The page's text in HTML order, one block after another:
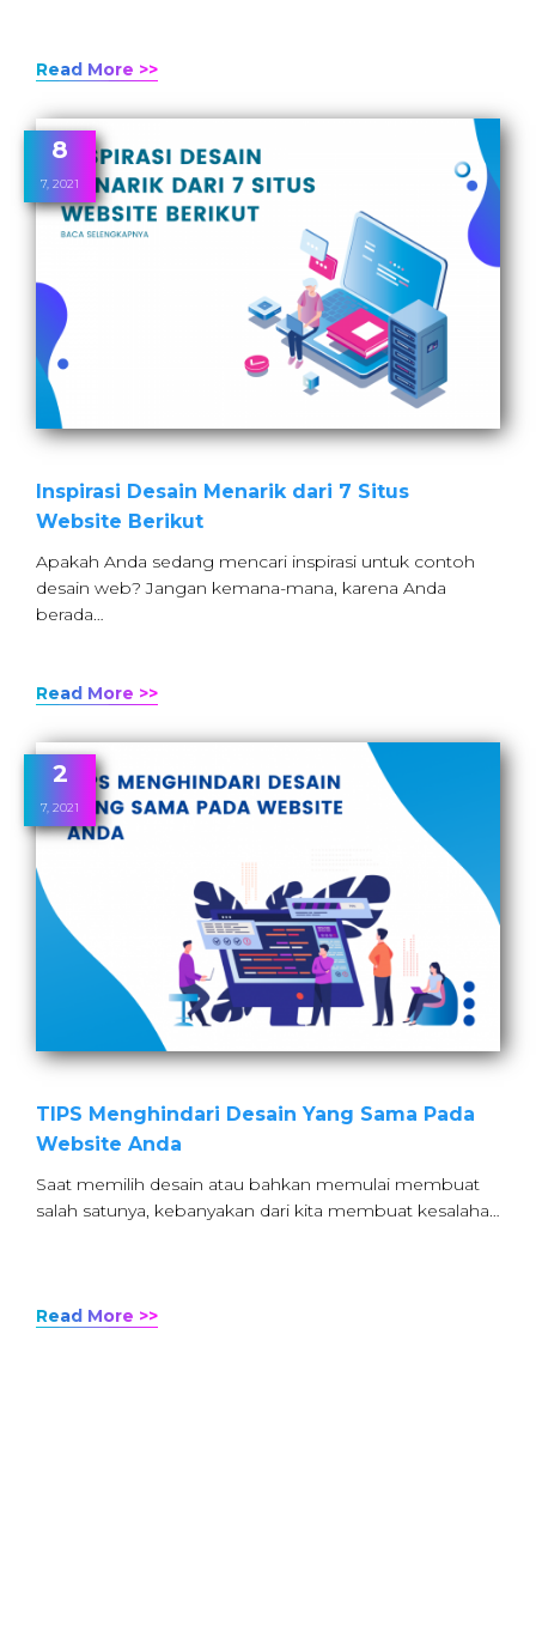
Read More >>
8
7, 2021
Inspirasi Desain Menarik dari 7 Situs
Website Berikut
Apakah Anda sedang mencari inspirasi untuk contoh
desain web? Jangan kemana-mana, karena Anda
berada…
Read More >>
2
7, 2021
TIPS Menghindari Desain Yang Sama Pada
Website Anda
Saat memilih desain atau bahkan memulai membuat
salah satunya, kebanyakan dari kita membuat kesalaha…
Read More >>